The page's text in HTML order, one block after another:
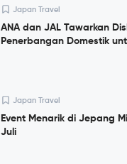
Japan Travel
ANA dan JAL Tawarkan
Penerbangan Domestik
Japan Travel
Event Menarik di Jepang
Juli